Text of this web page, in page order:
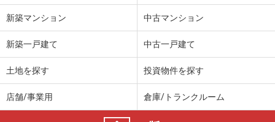
新築マンション 中古マンション
新築一戸建て 中古一戸建て
土地を探す 投資物件を探す
店舗/事業用 倉庫/トランクルーム